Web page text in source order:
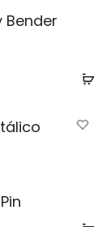
Bender